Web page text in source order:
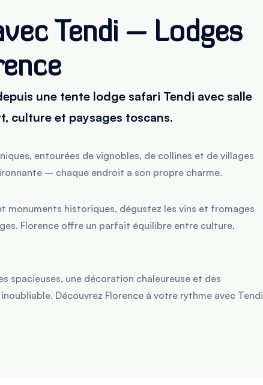
Tendi – Lodges
une tente lodge safari Tendi avec salle
culture et paysages toscans.
entourées de vignobles, de collines et de villages
– chaque endroit a son propre charme.
monuments historiques, dégustez les vins et fromages
Florence offre un parfait équilibre entre culture,
spacieuses, une décoration chaleureuse et des
Découvrez Florence à votre rythme avec Tendi